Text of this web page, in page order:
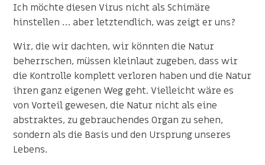
Ich möchte diesen Virus nicht als Schimäre
hinstellen … aber letztendlich, was zeigt er uns?
Wir, die wir dachten, wir könnten die Natur
beherrschen, müssen kleinlaut zugeben, dass wir
die Kontrolle komplett verloren haben und die Natur
ihren ganz eigenen Weg geht. Vielleicht wäre es
von Vorteil gewesen, die Natur nicht als eine
abstraktes, zu gebrauchendes Organ zu sehen,
sondern als die Basis und den Ursprung unseres
Lebens.